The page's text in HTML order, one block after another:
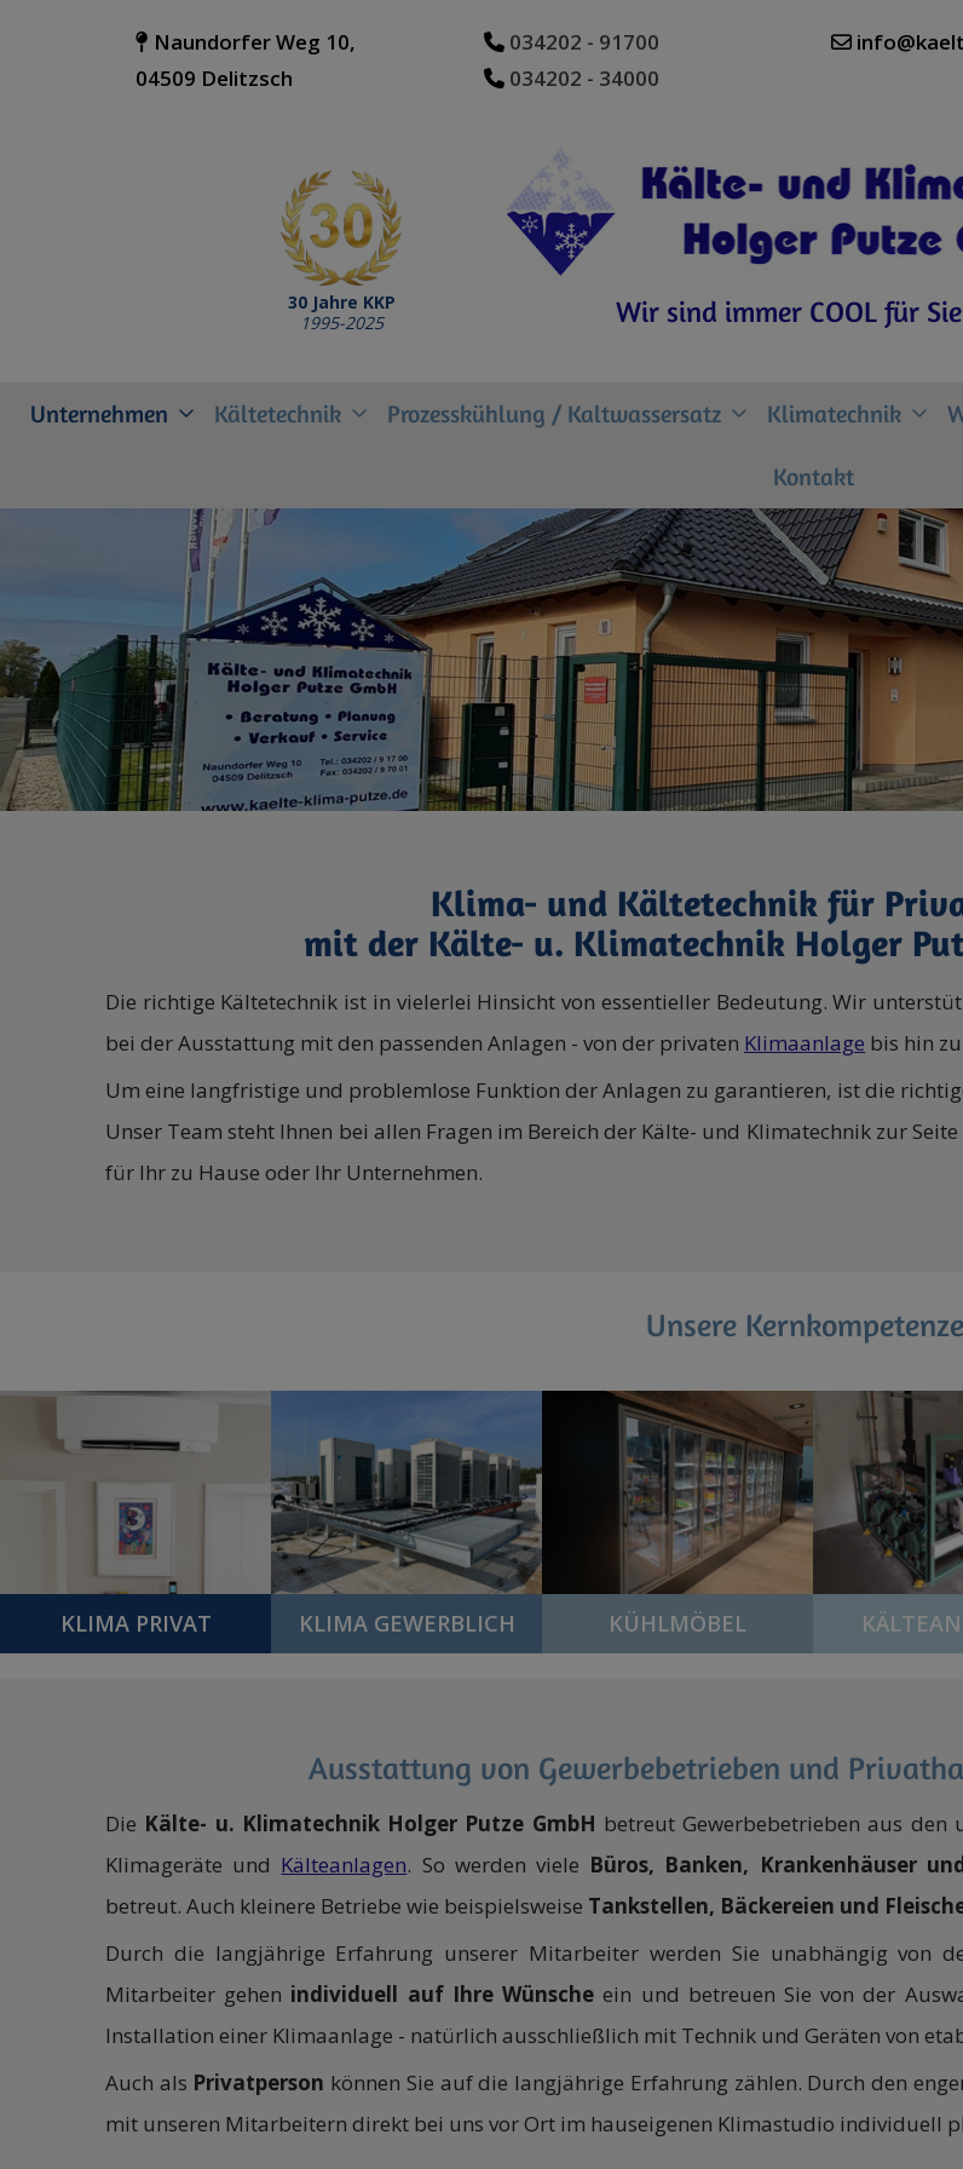
Naundorfer Weg 10,
04509 Delitzsch
034202 - 91700
034202 - 34000
30 Jahre KKP
1995-2025
Wir sind immer COOL für
Unternehmen Kältetechnik Prozesskühlung / Kaltwassersatz Klimatechnik
Kontakt
Klima- und Kältetechnik für
mit der Kälte- u. Klimatechnik Holger
Die richtige Kältetechnik ist in vielerlei Hinsicht von essentieller Bedeutung. Wir
bei der Ausstattung mit den passenden Anlagen - von der privaten Klimaanlage bis hin
Um eine langfristige und problemlose Funktion der Anlagen zu garantieren, ist die
Unser Team steht Ihnen bei allen Fragen im Bereich der Kälte- und Klimatechnik zur
für Ihr zu Hause oder Ihr Unternehmen.
Unsere
KLIMA PRIVAT KLIMA GEWERBLICH KÜHLMÖBEL
Ausstattung von Gewerbebetrieben und
Die Kälte- u. Klimatechnik Holger Putze GmbH betreut Gewerbebetrieben aus den
Klimageräte und Kälteanlagen. So werden viele Büros, Banken, Krankenhäuser
betreut. Auch kleinere Betriebe wie beispielsweise Tankstellen, Bäckereien und
Durch die langjährige Erfahrung unserer Mitarbeiter werden Sie unabhängig von
Mitarbeiter gehen individuell auf Ihre Wünsche ein und betreuen Sie von der
Installation einer Klimaanlage - natürlich ausschließlich mit Technik und Geräten von
Auch als Privatperson können Sie auf die langjährige Erfahrung zählen. Durch den
mit unseren Mitarbeitern direkt bei uns vor Ort im hauseigenen Klimastudio individuell